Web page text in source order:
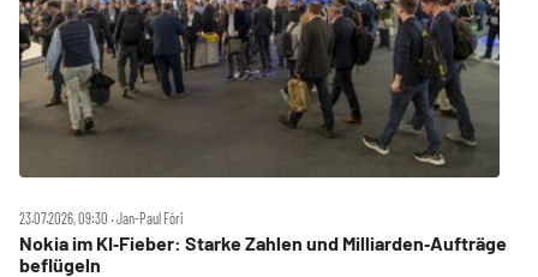
23.07.2026, 09:30 ‧ Jan-Paul Fóri
Nokia im KI‑Fieber: Starke Zahlen und Milliarden‑Aufträge
beflügeln